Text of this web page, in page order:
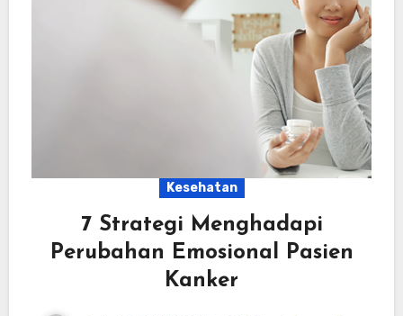
Kesehatan
7 Strategi Menghadapi
Perubahan Emosional Pasien
Kanker